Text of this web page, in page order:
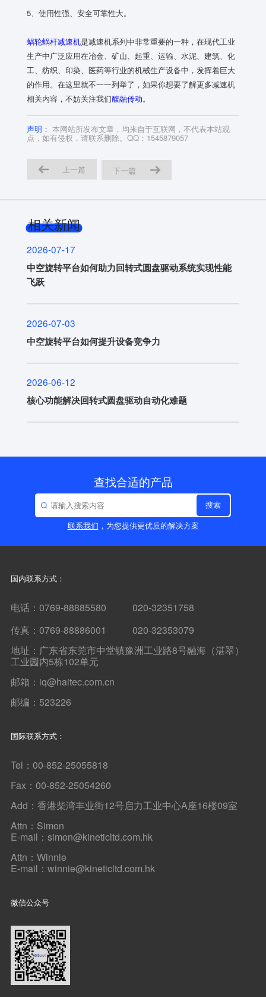
5、使用性强、安全可靠性大。
蜗轮蜗杆减速机是减速机系列中非常重要的一种，在现代工业
生产中广泛应用在冶金、矿山、起重、运输、水泥、建筑、化
工、纺织、印染、医药等行业的机械生产设备中，发挥着巨大
的作用。在这里就不一一列举了，如果你想要了解更多减速机
相关内容，不妨关注我们馥融传动。
声明： 本网站所发布文章，均来自于互联网，不代表本站观
点，如有侵权，请联系删除。QQ：1545879057
上一篇 下一篇
相关新闻
2026-07-17
中空旋转平台如何助力回转式圆盘驱动系统实现性能
飞跃
2026-07-03
中空旋转平台如何提升设备竞争力
2026-06-12
核心功能解决回转式圆盘驱动自动化难题
查找合适的产品
搜索
联系我们 ，为您提供更优质的解决方案
国内联系方式：
电话：0769-88885580 020-32351758
传真：0769-88886001 020-32353079
地址：广东省东莞市中堂镇豫洲工业路8号融海（湛翠）
工业园内5栋102单元
邮箱：iq@haitec.com.cn
邮编：523226
国际联系方式：
Tel：00-852-25055818
Fax：00-852-25054260
Add：香港柴湾丰业街12号启力工业中心A座16楼09室
Attn：Simon
E-mail：simon@kineticltd.com.hk
Attn：Winnie
E-mail：winnie@kineticltd.com.hk
微信公众号